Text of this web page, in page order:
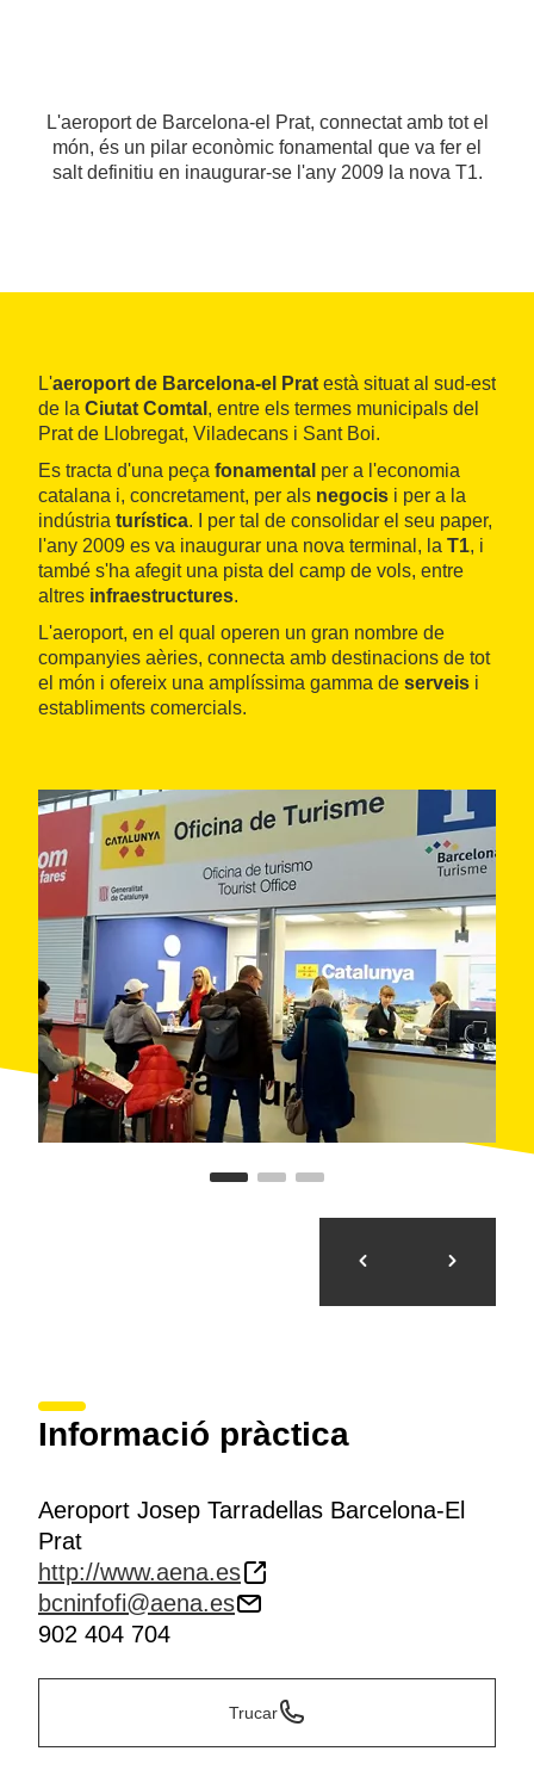
L'aeroport de Barcelona-el Prat, connectat amb tot el
món, és un pilar econòmic fonamental que va fer el
salt definitiu en inaugurar-se l'any 2009 la nova T1.
L'aeroport de Barcelona-el Prat està situat al sud-est
de la Ciutat Comtal , entre els termes municipals del
Prat de Llobregat, Viladecans i Sant Boi.
Es tracta d'una peça fonamental per a l'economia
catalana i, concretament, per als negocis i per a la
indústria turística. I per tal de consolidar el seu paper,
l'any 2009 es va inaugurar una nova terminal, la T1, i
també s'ha afegit una pista del camp de vols, entre
altres infraestructures.
L'aeroport, en el qual operen un gran nombre de
companyies aèries, connecta amb destinacions de tot
el món i ofereix una amplíssima gamma de serveis i
establiments comercials.
Informació pràctica
Aeroport Josep Tarradellas Barcelona-El
Prat
http://www.aena.es
bcninfofi@aena.es
902 404 704
Trucar